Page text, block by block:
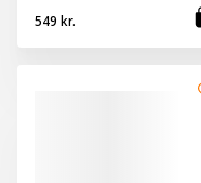
549 kr.